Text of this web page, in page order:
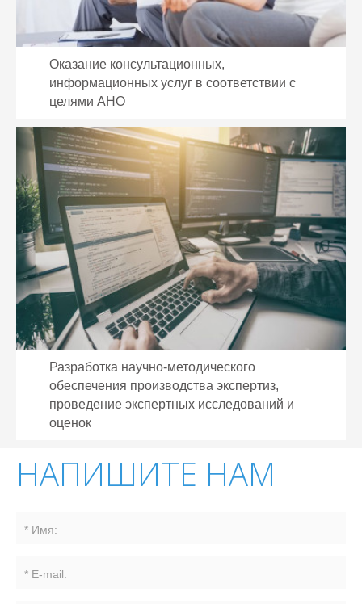
Оказание консультационных,
информационных услуг в соответствии с
целями АНО
Разработка научно-методического
обеспечения производства экспертиз,
проведение экспертных исследований и
оценок
НАПИШИТЕ НАМ